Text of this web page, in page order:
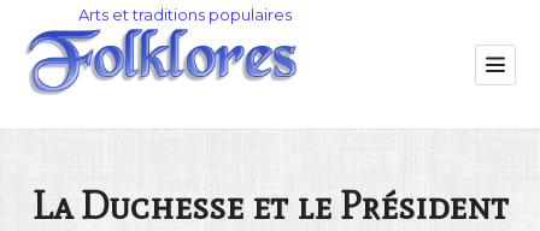
La Duchesse et le Président